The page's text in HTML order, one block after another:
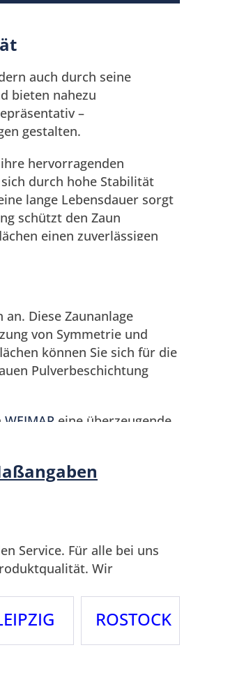
auch durch seine
bieten nahezu
–
gestalten.
hervorragenden
durch hohe Stabilität
lange Lebensdauer sorgt
schützt den Zaun
einen zuverlässigen
Designvarianten zur
,WEIMAR,
Diese Zaunanlage
von Symmetrie und
können Sie sich für die
Pulverbeschichtung
WEIMAR eine überzeugende
Service. Für alle bei uns
Wir
ROSTOCK